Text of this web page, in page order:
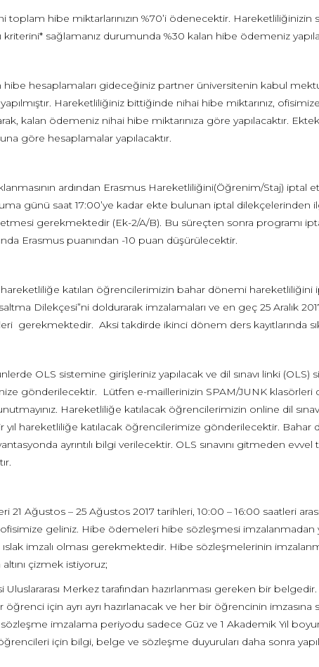
toplam hibe miktarlarınızın %70’i ödenecektir.
kriterini* sağlamanız durumunda %30 kalan hibe ödemeniz
hibe hesaplamaları gideceğiniz partner üniversitenin kabul
yapılmıştır. Hareketliliğiniz bittiğinde nihai hibe miktarınız,
kalan ödemeniz nihai hibe miktarınıza göre yapılacaktır.
göre hesaplamalar yapılacaktır.
ardından Erasmus Hareketliliğini(Öğrenim/Staj)
günü saat 17:00’ye kadar ekte bulunan iptal dilekçelerinden
gerekmektedir (Ek-2/A/B). Bu süreçten sonra programı
Erasmus puanından -10 puan düşürülecektir.
hareketliliğe katılan öğrencilerimizin bahar dönemi
Dilekçesi”ni doldurarak imzalamaları ve en geç 25 Aralık
gerekmektedir. Aksi takdirde ikinci dönem ders kayıtlarında
OLS sistemine girişleriniz yapılacak ve dil sınavı linki
gönderilecektir. Lütfen e-maillerinizin SPAM/JUNK
Hareketliliğe katılacak öğrencilerimizin online dil
yıl hareketliliğe katılacak öğrencilerimize gönderilecektir.
ayrıntılı bilgi verilecektir. OLS sınavını gitmeden
21 Ağustos – 25 Ağustos 2017 tarihleri, 10:00 – 16:00 saatleri
ofisimize geliniz. Hibe ödemeleri hibe sözleşmesi
imzalı olması gerekmektedir. Hibe sözleşmelerinin
çizmek istiyoruz;
Uluslararası Merkez tarafından hazırlanması gereken bir
öğrenci için ayrı ayrı hazırlanacak ve her bir öğrencinin imzasına
sözleşme imzalama periyodu sadece Güz ve 1 Akademik Yıl
için bilgi, belge ve sözleşme duyuruları daha sonra